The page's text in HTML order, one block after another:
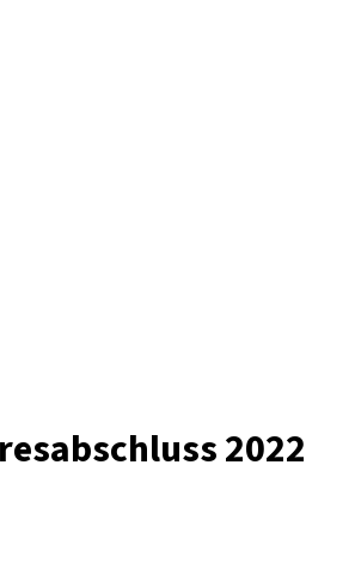
2022